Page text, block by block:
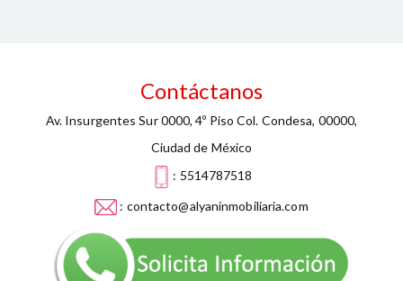
Contáctanos
Av. Insurgentes Sur 0000, 4º Piso Col. Condesa, 00000,
Ciudad de México
: 5514787518
: contacto@alyaninmobiliaria.com